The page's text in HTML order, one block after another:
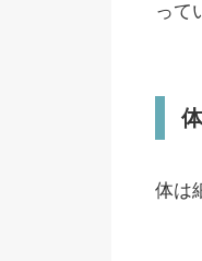
って
体は